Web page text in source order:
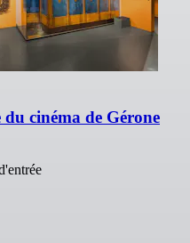
cinéma de Gérone